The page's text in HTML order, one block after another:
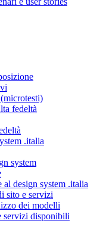
fedeltà
.italia
system
design system .italia
sito e servizi
dei modelli
servizi disponibili